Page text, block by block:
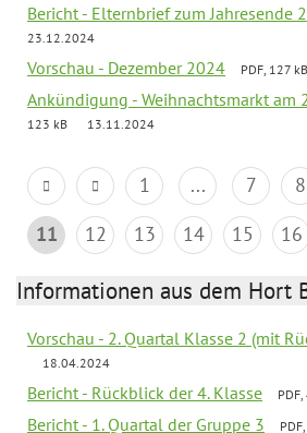
Bericht - Elternbrief zum Jahresende
23.12.2024
Vorschau - Dezember 2024 PDF, 127 kB
Ankündigung - Weihnachtsmarkt am
123 kB
13.11.2024
1 ... 7 8
11
12 13 14 15 16
Informationen aus dem Hort
Vorschau - 2. Quartal Klasse 2 (mit
18.04.2024
Bericht - Rückblick der 4. Klasse
Bericht - 1. Quartal der Gruppe 3